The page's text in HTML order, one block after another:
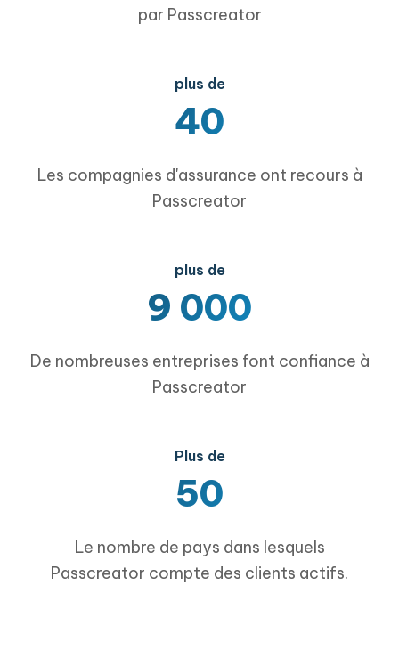
par Passcreator
plus de
40
Les compagnies d'assurance ont recours à
Passcreator
plus de
9 000
De nombreuses entreprises font confiance à
Passcreator
Plus de
50
Le nombre de pays dans lesquels
Passcreator compte des clients actifs.